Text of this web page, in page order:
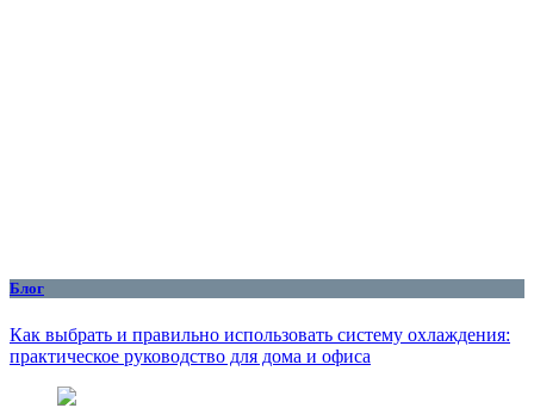
Блог
Как выбрать и правильно использовать систему охлаждения:
практическое руководство для дома и офиса